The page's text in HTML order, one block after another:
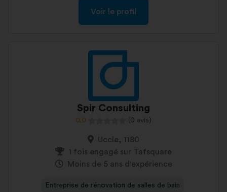
Voir le profil
Spir Consulting
0,0 (0 avis)
Uccle, 1180
1 fois engagé sur Tafsquare
Moins de 5 ans d'expérience
Entreprise de rénovation de salles de bain